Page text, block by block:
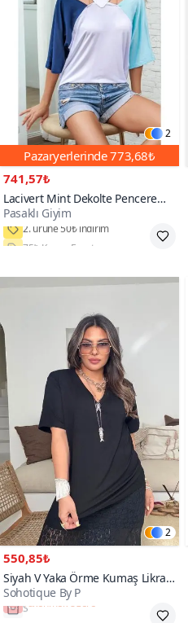
2
Pazaryerlerinde773,68₺
741,57₺
Lacivert Mint Dekolte Pencere
Detaylı Kısa Kollu Beyaz T-shirt
Pasaklı Giyim
75₺ Kupon Fırsatı
2
550,85₺
Siyah V Yaka Örme Kumaş Likralı
Tshirt
Sohotique By P
Tükenmek Üzere